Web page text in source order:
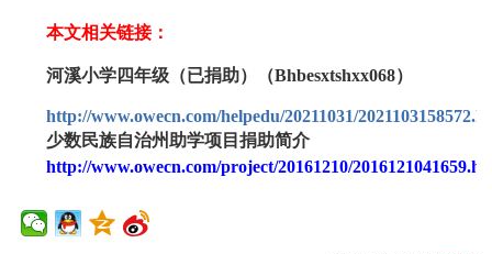
本文相关链接：
河溪小学四年级（已捐助）（Bhbesxtshxx068）
http://www.owecn.com/helpedu/20211031/
少数民族自治州助学项目捐助简介
http://www.owecn.com/project/20161210/